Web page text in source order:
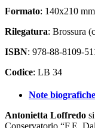
Formato: 140x210 mm
Rilegatura: Brossura
ISBN: 978-88-8109-
Codice: LB 34
Note biografiche
Antonietta Loffredo
Conservatorio “F.E.